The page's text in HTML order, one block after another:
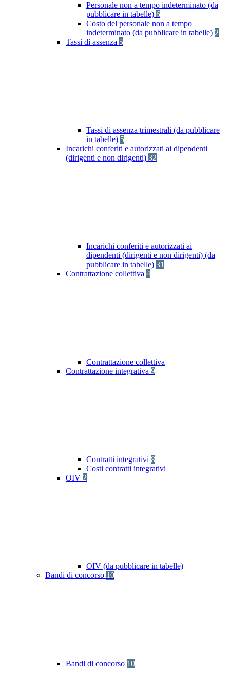
Personale non a tempo indeterminato (da
pubblicare in tabelle) 6
Costo del personale non a tempo
indeterminato (da pubblicare in tabelle) 2
Tassi di assenza 5
Tassi di assenza trimestrali (da pubblicare
in tabelle) 5
Incarichi conferiti e autorizzati ai dipendenti
(dirigenti e non dirigenti) 32
Incarichi conferiti e autorizzati ai
dipendenti (dirigenti e non dirigenti) (da
pubblicare in tabelle) 31
Contrattazione collettiva 4
Contrattazione collettiva
Contrattazione integrativa 9
Contratti integrativi 8
Costi contratti integrativi
OIV 2
OIV (da pubblicare in tabelle)
Bandi di concorso 10
Bandi di concorso 10